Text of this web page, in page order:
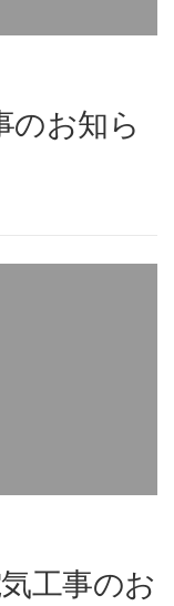
お知ら
工事のお